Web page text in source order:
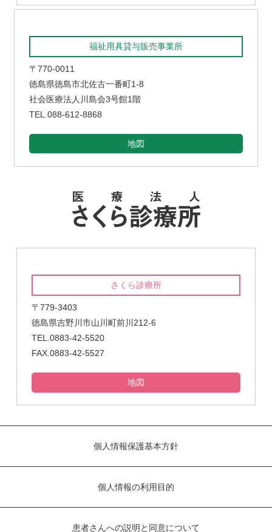
福祉用具貸与販売事業所
〒770-0011
徳島県徳島市北佐古一番町1-8
社会医療法人川島会3号館1階
TEL.088-612-8868
地図
さくら診療所
〒779-3403
徳島県吉野川市山川町前川212-6
TEL.0883-42-5520
FAX.0883-42-5527
地図
個人情報保護基本方針
個人情報の利用目的
患者さんへの説明と同意について